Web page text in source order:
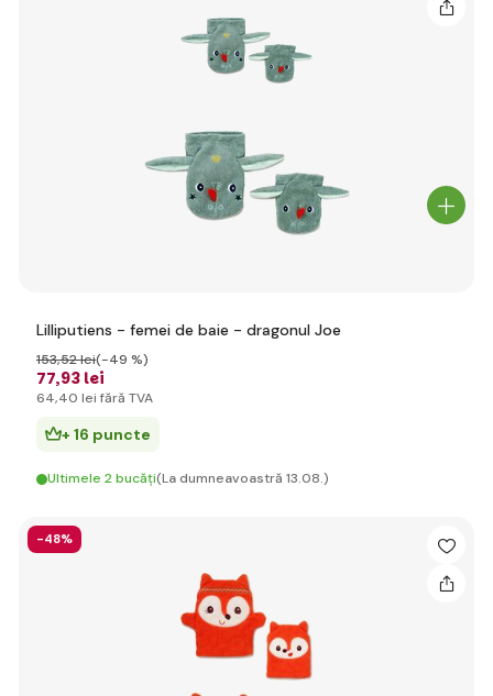
Lilliputiens - femei de baie - dragonul Joe
77,93 lei
153,52 lei(-49 %)
64,40 lei fără TVA
+ 16 puncte
Ultimele 2 bucăți(La dumneavoastră 13.08.)
-48%